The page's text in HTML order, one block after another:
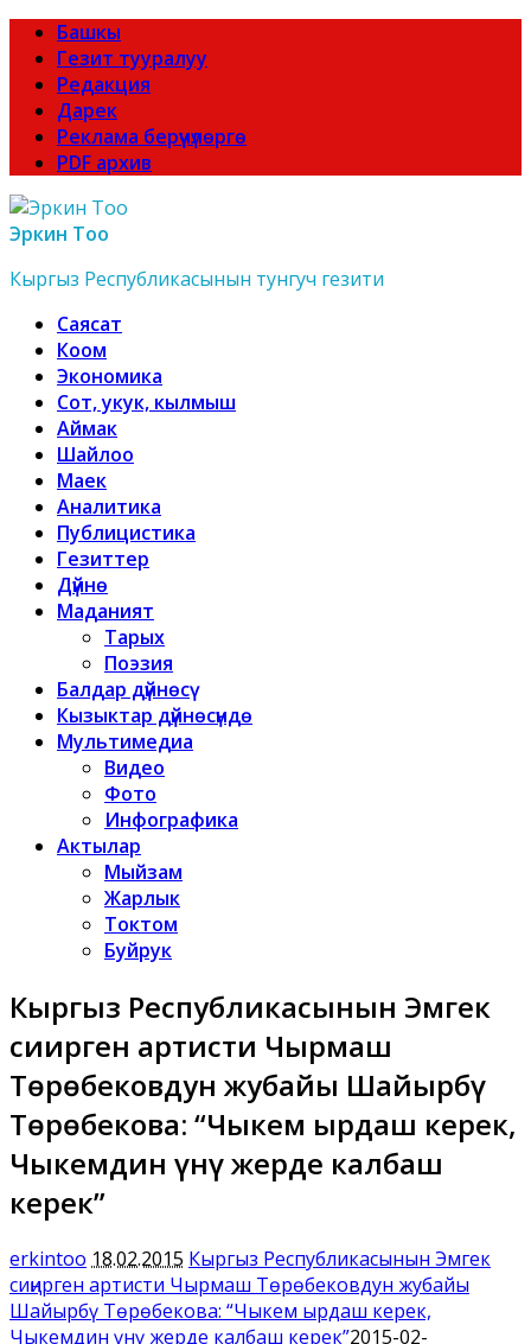
Башкы
Гезит тууралуу
Редакция
Дарек
Реклама берүүчүлөргө
PDF архив
Эркин Тоо
Кыргыз Республикасынын тунгуч гезити
Саясат
Коом
Экономика
Сот, укук, кылмыш
Аймак
Шайлоо
Маек
Аналитика
Публицистика
Гезиттер
Дүйнө
Маданият
Тарых
Поэзия
Балдар дүйнөсү
Кызыктар дүйнөсүндө
Мультимедиа
Видео
Фото
Инфографика
Актылар
Мыйзам
Жарлык
Токтом
Буйрук
Кыргыз Республикасынын Эмгек
сиңирген артисти Чырмаш
Төрөбековдун жубайы Шайырбү
Төрөбекова: “Чыкем ырдаш керек,
Чыкемдин үнү жерде калбаш
керек”
erkintoo 18.02.2015 Кыргыз Республикасынын Эмгек
сиңирген артисти Чырмаш Төрөбековдун жубайы
Шайырбү Төрөбекова: “Чыкем ырдаш керек,
Чыкемдин үнү жерде калбаш керек”2015-02-